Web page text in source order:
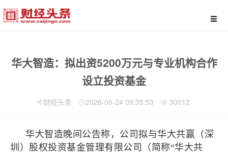
华大智造：拟出资5200万元与专业机构合作
设立投资基金
财经头条 2026-06-24 09:35:53 30012
华大智造晚间公告称，公司拟与华大共赢（深
圳）股权投资基金管理有限公司（简称“华大共